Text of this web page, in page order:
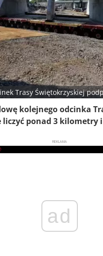
Trasy Świętokrzyskiej
kolejnego odcinka
ponad 3 kilometry i
REKLAMA
ad